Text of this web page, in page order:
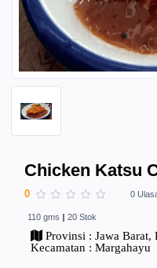
Chicken Katsu
0 0
110 gms 20 Stok
Provinsi : Jawa Barat,
Kecamatan : Margahayu